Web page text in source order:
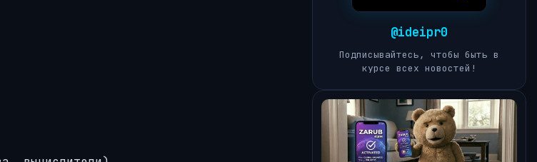
@ideipr0
Подписывайтесь, чтобы быть в
курсе всех новостей!